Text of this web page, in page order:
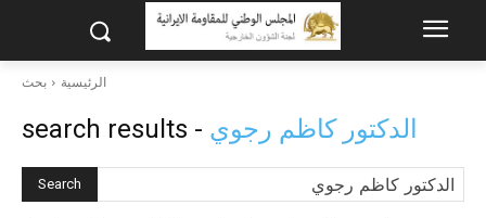
الرئيسية بحث
الدکتور کاظم رجوي - search results
Search